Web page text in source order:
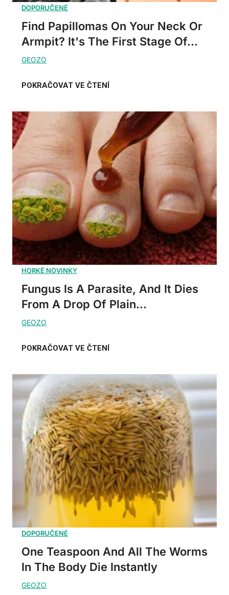
Find Papillomas On Your Neck Or
Armpit? It's The First Stage Of...
Fungus Is A Parasite, And It Dies
From A Drop Of Plain...
One Teaspoon And All The Worms
In The Body Die Instantly